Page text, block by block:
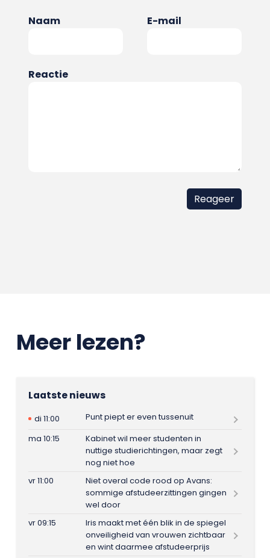
Naam E-mail
Reactie
Meer lezen?
Laatste nieuws
di 11:00
Punt piept er even tussenuit
ma 10:15
Kabinet wil meer studenten in
nuttige studierichtingen, maar zegt
nog niet hoe
vr 11:00
Niet overal code rood op Avans:
sommige afstudeerzittingen gingen
wel door
vr 09:15
Iris maakt met één blik in de spiegel
onveiligheid van vrouwen zichtbaar
en wint daarmee afstudeerprijs